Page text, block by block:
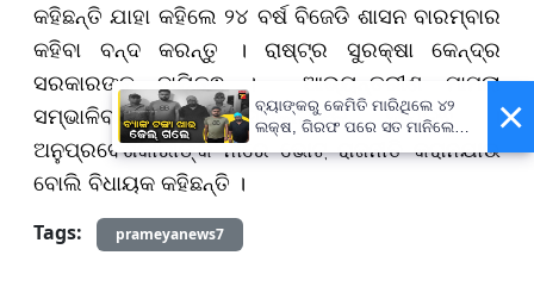
କହିଛନ୍ତି ଯାହା କହିଲେ ୨୪ ବର୍ଷ ବିଜେଡି ଶାସନ ବାରମ୍ବାର
କହିବା ବନ୍ଦ କରନ୍ତୁ । ରାଷ୍ଟ୍ର ସୁରକ୍ଷା କେନ୍ଦ୍ର
ସରକାରଙ୍କ ଦାୟିତ୍ଵ । ଆଭ୍ୟନ୍ତରୀଣ ମାମଲା
ସମ୍ଭାଳିବା ରାଜ୍ୟ ସରକାରଙ୍କ ଦାୟିତ୍ଵ ।
ଅନୁପ୍ରବେଶକାରୀଙ୍କନାଁରେ ଭୋଟ୍ରାଜନୀତି କରାନଯାଉ
ବୋଲି ବିଧାୟକ କହିଛନ୍ତି ।
Tags: prameyanews7
×
ବ୍ୟାଙ୍କରୁ କେମିତି ମାରିଥିଲେ ୪୨
ଲକ୍ଷ, ଗିରଫ ପରେ ସତ ମାନିଲେ